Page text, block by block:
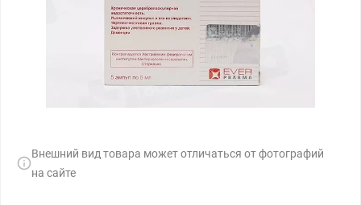
Внешний вид товара может отличаться от фотографий
на сайте